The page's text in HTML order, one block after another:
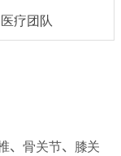
医疗团队
、骨关节、膝关